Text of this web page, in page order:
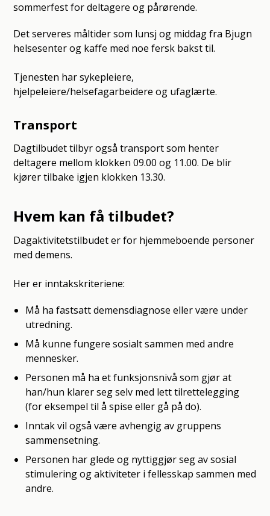
sommerfest for deltagere og pårørende.
Det serveres måltider som lunsj og middag fra Bjugn
helsesenter og kaffe med noe fersk bakst til.
Tjenesten har sykepleiere,
hjelpeleiere/helsefagarbeidere og ufaglærte.
Transport
Dagtilbudet tilbyr også transport som henter
deltagere mellom klokken 09.00 og 11.00. De blir
kjører tilbake igjen klokken 13.30.
Hvem kan få tilbudet?
Dagaktivitetstilbudet er for hjemmeboende personer
med demens.
Her er inntakskriteriene:
Må ha fastsatt demensdiagnose eller være under
utredning.
Må kunne fungere sosialt sammen med andre
mennesker.
Personen må ha et funksjonsnivå som gjør at
han/hun klarer seg selv med lett tilrettelegging
(for eksempel til å spise eller gå på do).
Inntak vil også være avhengig av gruppens
sammensetning.
Personen har glede og nyttiggjør seg av sosial
stimulering og aktiviteter i fellesskap sammen med
andre.